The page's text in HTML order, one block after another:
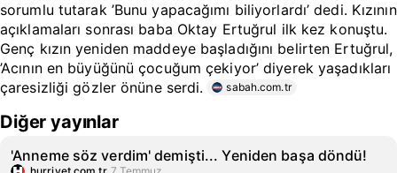
sorumlu tutarak ’Bunu yapacağımı biliyorlardı’ dedi. Kızının
açıklamaları sonrası baba Oktay Ertuğrul ilk kez konuştu.
Genç kızın yeniden maddeye başladığını belirten Ertuğrul,
’Acının en büyüğünü çocuğum çekiyor’ diyerek yaşadıkları
çaresizliği gözler önüne serdi.
sabah.com.tr
Diğer yayınlar
'Anneme söz verdim' demişti... Yeniden başa döndü!